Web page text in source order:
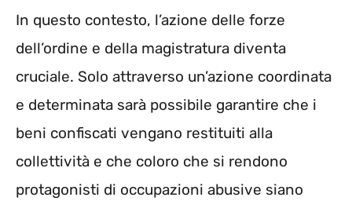
In questo contesto, l’azione delle forze
dell’ordine e della magistratura diventa
cruciale. Solo attraverso un’azione coordinata
e determinata sarà possibile garantire che i
beni confiscati vengano restituiti alla
collettività e che coloro che si rendono
protagonisti di occupazioni abusive siano